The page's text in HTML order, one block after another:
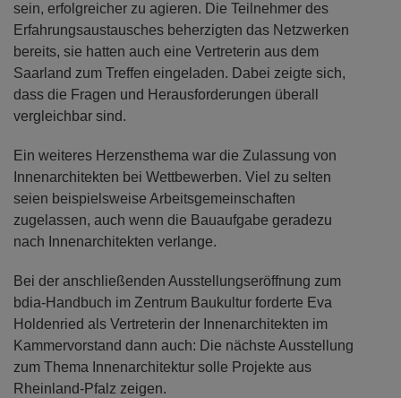
sein, erfolgreicher zu agieren. Die Teilnehmer des
Erfahrungsaustausches beherzigten das Netzwerken
bereits, sie hatten auch eine Vertreterin aus dem
Saarland zum Treffen eingeladen. Dabei zeigte sich,
dass die Fragen und Herausforderungen überall
vergleichbar sind.
Ein weiteres Herzensthema war die Zulassung von
Innenarchitekten bei Wettbewerben. Viel zu selten
seien beispielsweise Arbeitsgemeinschaften
zugelassen, auch wenn die Bauaufgabe geradezu
nach Innenarchitekten verlange.
Bei der anschließenden Ausstellungseröffnung zum
bdia-Handbuch im Zentrum Baukultur forderte Eva
Holdenried als Vertreterin der Innenarchitekten im
Kammervorstand dann auch: Die nächste Ausstellung
zum Thema Innenarchitektur solle Projekte aus
Rheinland-Pfalz zeigen.